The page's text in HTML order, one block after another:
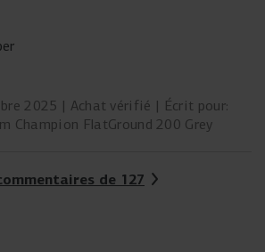
2025 Achat vérifié
Écrit pour:
Champion FlatGround 200 Grey
de 127